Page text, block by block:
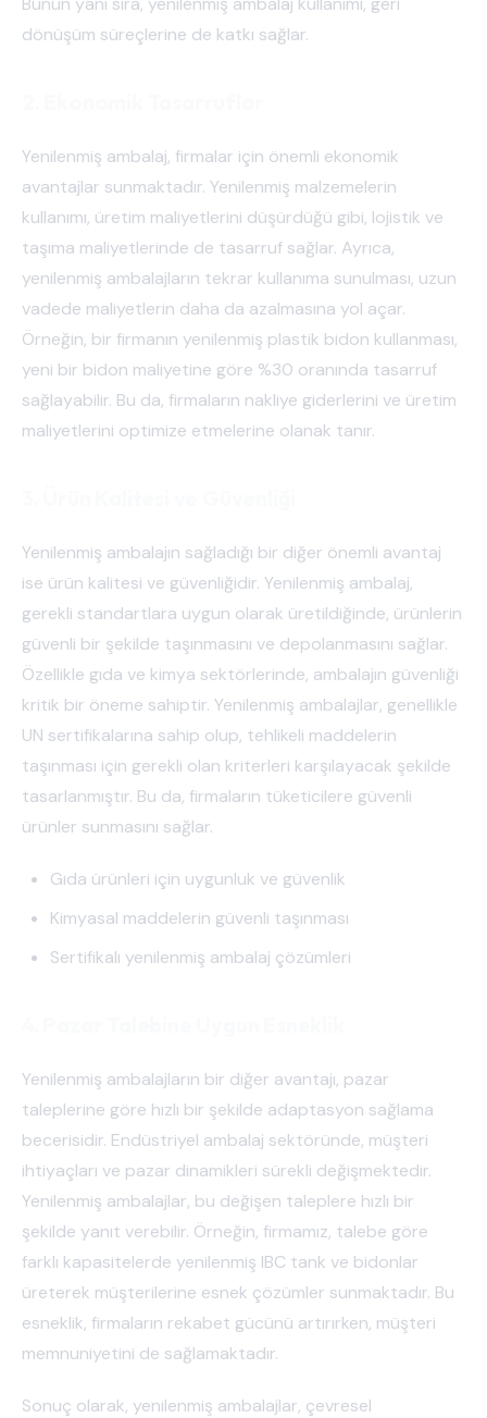
dönüşüm süreçlerine de katkı sağlar.
Yenilenmiş ambalaj, firmalar için önemli ekonomik
avantajlar sunmaktadır. Yenilenmiş malzemelerin
kullanımı, üretim maliyetlerini düşürdüğü gibi, lojistik ve
taşıma maliyetlerinde de tasarruf sağlar. Ayrıca,
yenilenmiş ambalajların tekrar kullanıma sunulması, uzun
vadede maliyetlerin daha da azalmasına yol açar.
Örneğin, bir firmanın yenilenmiş plastik bidon kullanması,
yeni bir bidon maliyetine göre %30 oranında tasarruf
sağlayabilir. Bu da, firmaların nakliye giderlerini ve üretim
maliyetlerini optimize etmelerine olanak tanır.
Yenilenmiş ambalajın sağladığı bir diğer önemli avantaj
ise ürün kalitesi ve güvenliğidir. Yenilenmiş ambalaj,
gerekli standartlara uygun olarak üretildiğinde, ürünlerin
güvenli bir şekilde taşınmasını ve depolanmasını sağlar.
Özellikle gıda ve kimya sektörlerinde, ambalajın güvenliği
kritik bir öneme sahiptir. Yenilenmiş ambalajlar, genellikle
UN sertifikalarına sahip olup, tehlikeli maddelerin
taşınması için gerekli olan kriterleri karşılayacak şekilde
tasarlanmıştır. Bu da, firmaların tüketicilere güvenli
ürünler sunmasını sağlar.
Gıda ürünleri için uygunluk ve güvenlik
Kimyasal maddelerin güvenli taşınması
Sertifikalı yenilenmiş ambalaj çözümleri
Yenilenmiş ambalajların bir diğer avantajı, pazar
taleplerine göre hızlı bir şekilde adaptasyon sağlama
becerisidir. Endüstriyel ambalaj sektöründe, müşteri
ihtiyaçları ve pazar dinamikleri sürekli değişmektedir.
Yenilenmiş ambalajlar, bu değişen taleplere hızlı bir
şekilde yanıt verebilir. Örneğin, firmamız, talebe göre
farklı kapasitelerde yenilenmiş IBC tank ve bidonlar
üreterek müşterilerine esnek çözümler sunmaktadır. Bu
esneklik, firmaların rekabet gücünü artırırken, müşteri
memnuniyetini de sağlamaktadır.
Sonuç olarak, yenilenmiş ambalajlar, çevresel